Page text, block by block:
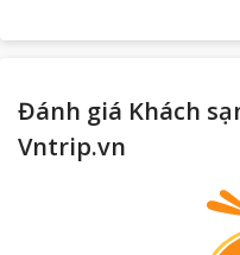
Đánh giá Khách
Vntrip.vn